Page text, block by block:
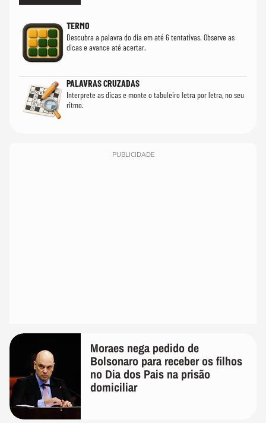
TERMO
Descubra a palavra do dia em até 6 tentativas. Observe as
dicas e avance até acertar.
PALAVRAS CRUZADAS
Interprete as dicas e monte o tabuleiro letra por letra, no seu
ritmo.
PUBLICIDADE
Moraes nega pedido de
Bolsonaro para receber os filhos
no Dia dos Pais na prisão
domiciliar